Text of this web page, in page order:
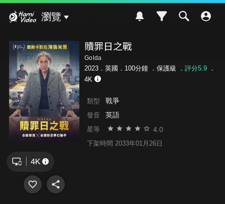
瀏覽
贖罪日之戰
Golda
2023．英國．100分鐘 ． 保護級 ． 評分5.9．
4K
類型 戰爭
發音 英語
星等 4.0
下架時間 2033年01月26日